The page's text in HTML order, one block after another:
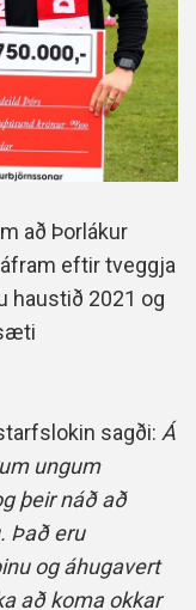
að Þorlákur
eftir tveggja
haustið 2021 og
sagði: Á
ungum
þeir náð að
Það eru
og áhugavert
að koma okkar